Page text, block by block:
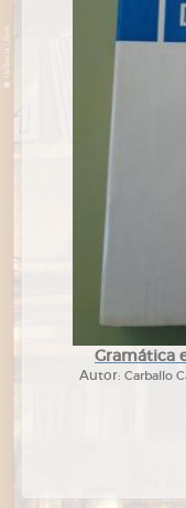
Gramática
Autor: Carballo